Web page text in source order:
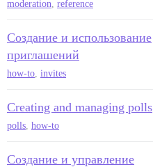
moderation, reference
Создание и использование
приглашений
how-to, invites
Creating and managing polls
polls, how-to
Создание и управление